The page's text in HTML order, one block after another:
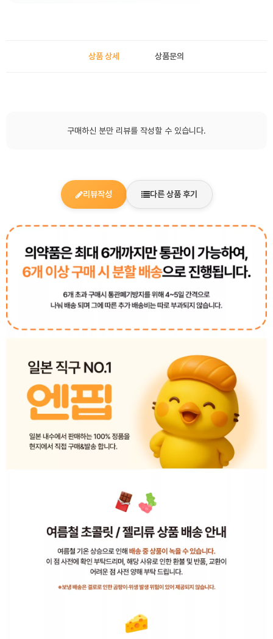
상품 상세 상품문의
구매하신 분만 리뷰를 작성할 수 있습니다.
리뷰작성 다른 상품 후기